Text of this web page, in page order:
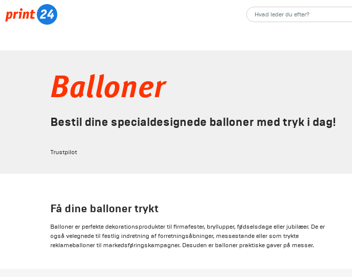
Balloner
Bestil dine specialdesignede balloner med tryk i dag!
Trustpilot
Få dine balloner trykt
Balloner er perfekte dekorationsprodukter til firmafester, bryllupper, fødselsdage eller jubilæer. De er
også velegnede til festlig indretning af forretningsåbninger, messestande eller som trykte
reklameballoner til markedsføringskampagner. Desuden er balloner praktiske gaver på messer.